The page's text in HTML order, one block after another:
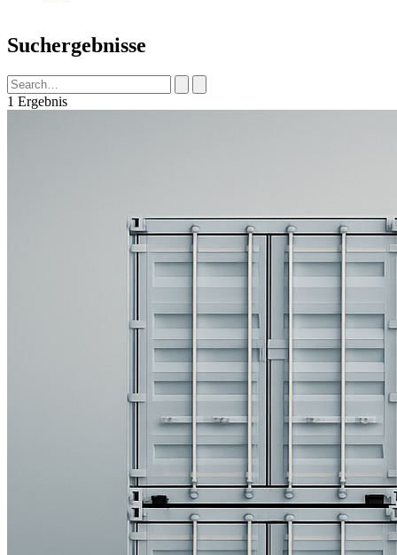
Suchergebnisse
1 Ergebnis